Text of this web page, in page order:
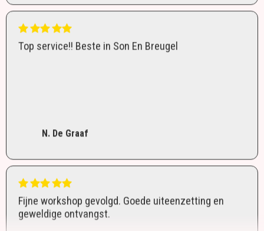
Top service!! Beste in Son En Breugel
N. De Graaf
Fijne workshop gevolgd. Goede uiteenzetting en
geweldige ontvangst.